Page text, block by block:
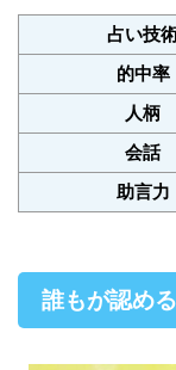
占い技
的中率
人柄
会話
助言力
誰もが認め